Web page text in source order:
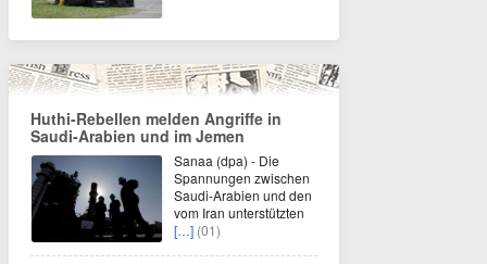
Huthi-Rebellen melden Angriffe in
Saudi-Arabien und im Jemen
Sanaa (dpa) - Die
Spannungen zwischen
Saudi-Arabien und den
vom Iran unterstützten
[…] (01)